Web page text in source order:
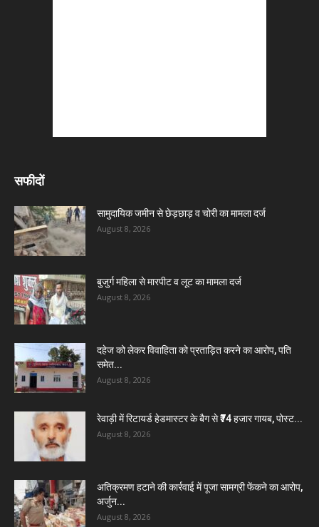
सफीदों
सामुदायिक जमीन से छेड़छाड़ व चोरी का मामला दर्ज
August 8, 2026
बुजुर्ग महिला से मारपीट व लूट का मामला दर्ज
August 8, 2026
दहेज को लेकर विवाहिता को प्रताड़ित करने का आरोप, पति
समेत...
August 8, 2026
रेवाड़ी में रिटायर्ड हेडमास्टर के बैग से ₹74 हजार गायब, पोस्ट...
August 8, 2026
अतिक्रमण हटाने की कार्रवाई में पूजा सामग्री फेंकने का आरोप,
अर्जुन...
August 8, 2026